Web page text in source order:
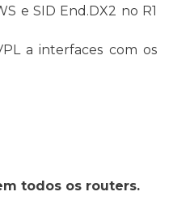
e SID End.DX2 no R1
a interfaces com os
todos os routers.